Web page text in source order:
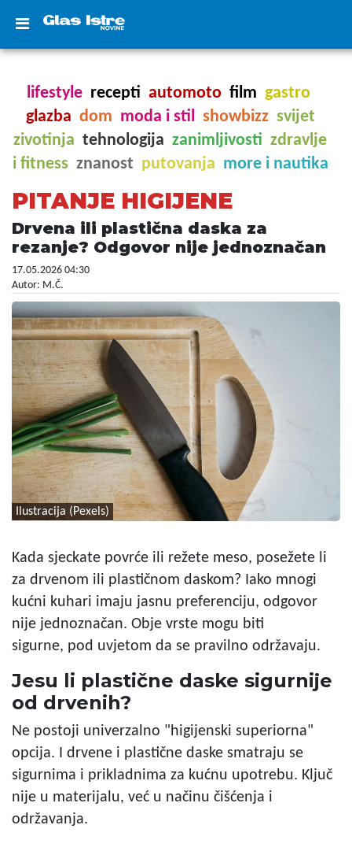
lifestyle recepti automoto film gastro
glazba dom moda i stil showbizz svijet
zivotinja tehnologija zanimljivosti zdravlje
i fitness znanost putovanja more i nautika
PITANJE HIGIJENE
Drvena ili plastična daska za
rezanje? Odgovor nije jednoznačan
17.05.2026 04:30
Autor: M.Č.
Ilustracija (Pexels)
Kada sjeckate povrće ili režete meso, posežete li
za drvenom ili plastičnom daskom? Iako mnogi
kućni kuhari imaju jasnu preferenciju, odgovor
nije jednoznačan. Obje vrste mogu biti
sigurne, pod uvjetom da se pravilno održavaju.
Jesu li plastične daske sigurnije
od drvenih?
Ne postoji univerzalno "higijenski superiorna"
opcija. I drvene i plastične daske smatraju se
sigurnima i prikladnima za kućnu upotrebu. Ključ
nije u materijalu, već u načinu čišćenja i
održavanja.